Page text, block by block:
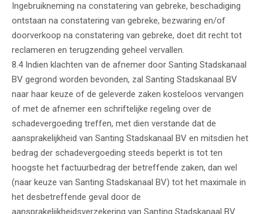
Ingebruikneming na constatering van gebreke, beschadiging
ontstaan na constatering van gebreke, bezwaring en/of
doorverkoop na constatering van gebreke, doet dit recht tot
reclameren en terugzending geheel vervallen.
8.4 Indien klachten van de afnemer door Santing Stadskanaal
BV gegrond worden bevonden, zal Santing Stadskanaal BV
naar haar keuze of de geleverde zaken kosteloos vervangen
of met de afnemer een schriftelijke regeling over de
schadevergoeding treffen, met dien verstande dat de
aansprakelijkheid van Santing Stadskanaal BV en mitsdien het
bedrag der schadevergoeding steeds beperkt is tot ten
hoogste het factuurbedrag der betreffende zaken, dan wel
(naar keuze van Santing Stadskanaal BV) tot het maximale in
het desbetreffende geval door de
aansprakelijkheidsverzekering van Santing Stadskanaal BV